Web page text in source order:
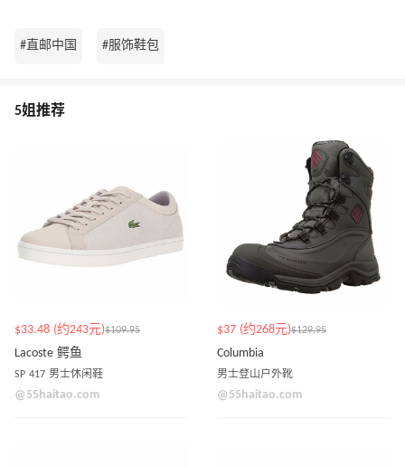
#直邮中国 #服饰鞋包
5姐推荐
$33.48 (约243元)$109.95
Lacoste 鳄鱼
SP 417 男士休闲鞋
@55haitao.com
$37 (约268元)$129.95
Columbia
男士登山户外靴
@55haitao.com